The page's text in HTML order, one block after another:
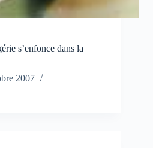
s’enfonce dans la
2007